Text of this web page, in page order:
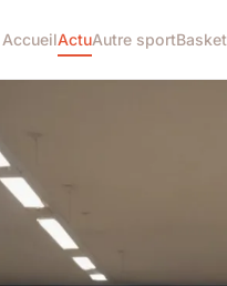
AccueilActuAutre sportBasket